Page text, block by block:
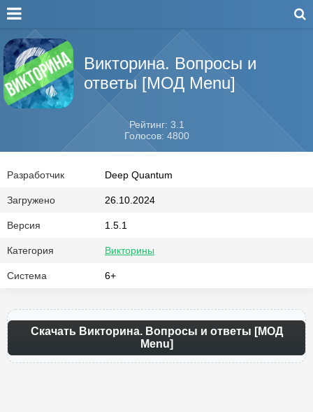
Викторина. Вопросы и
ответы [МОД Menu]
Рейтинг: 3.1
Голосов: 4800
Разработчик Deep Quantum
Загружено 26.10.2024
Версия 1.5.1
Категория Викторины
Система 6+
Скачать Викторина. Вопросы и ответы [МОД
Menu]